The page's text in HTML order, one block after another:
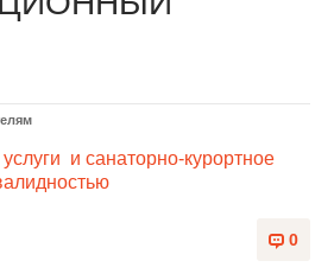
и санаторно-курортное
0